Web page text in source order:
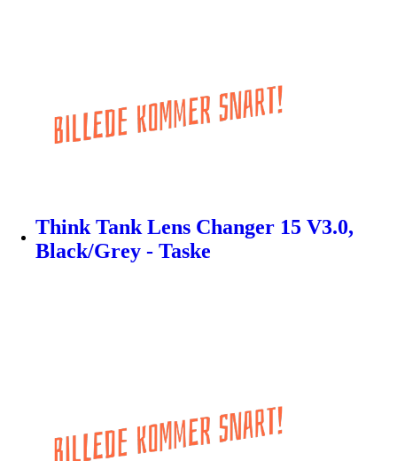
Think Tank Lens Changer 15 V3.0,
Black/Grey - Taske